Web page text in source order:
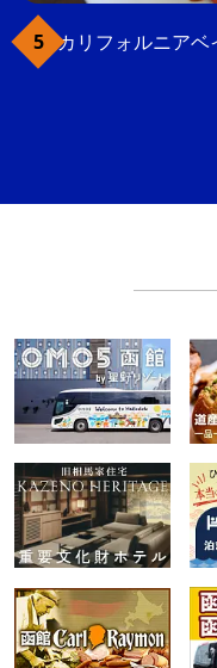
カリフォルニアベ